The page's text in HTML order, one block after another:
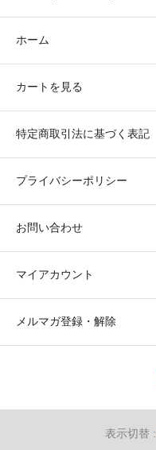
ホーム
カートを見る
特定商取引法に基づく表記
プライバシーポリシー
お問い合わせ
マイアカウント
メルマガ登録・解除
表示切替 :